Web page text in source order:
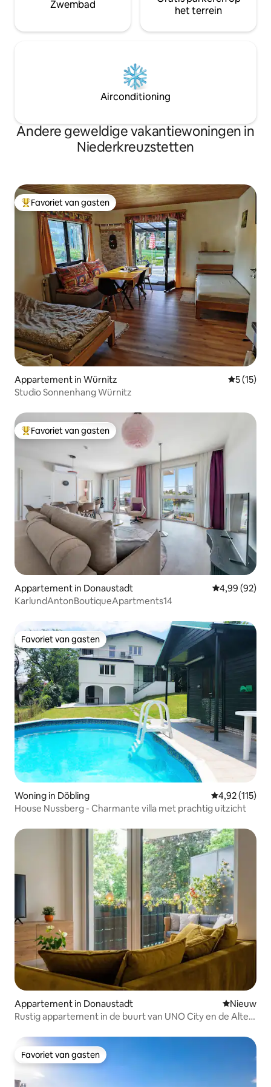
Zwembad
het terrein
Airconditioning
Andere geweldige vakantiewoningen in
Niederkreuzstetten
Topfavoriet van gasten
Favoriet van gasten
Appartement in Würnitz
5 (15)
Studio Sonnenhang Würnitz
Topfavoriet van gasten
Favoriet van gasten
Appartement in Donaustadt Gemiddelde
4,99 (92)
KarlundAntonBoutiqueApartments14
Favoriet van gasten
Favoriet van gasten
Woning in Döbling Gemiddelde
4,92 (115)
House Nussberg - Charmante villa met prachtig uitzicht
Appartement in Donaustadt Nieuwe
Nieuw
Rustig appartement in de buurt van UNO City en de Alte
Favoriet van gasten
Favoriet van gasten